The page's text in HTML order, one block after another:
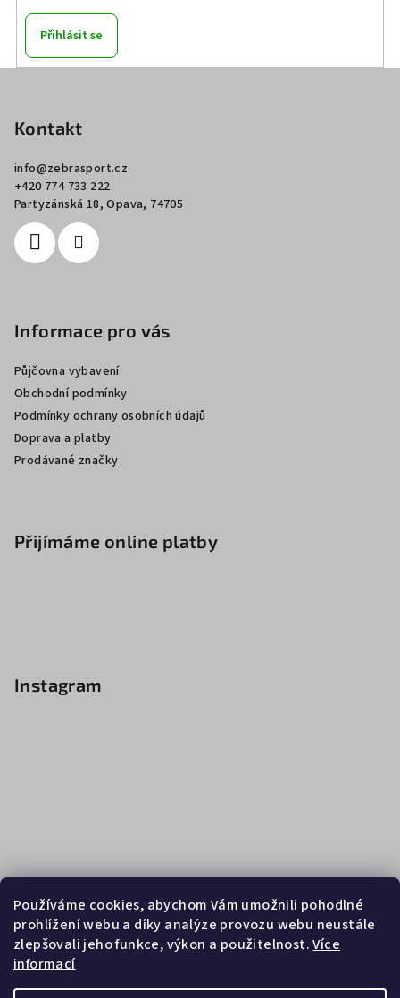
Používáme cookies, abychom Vám umožnili pohodlné
prohlížení webu a díky analýze provozu webu neustále
zlepšovali jeho funkce, výkon a použitelnost.Více
informací
Přihlásit se
Kontakt
info@zebrasport.cz
+420 774 733 222
Partyzánská 18, Opava, 74705
Informace pro vás
Půjčovna vybavení
Obchodní podmínky
Podmínky ochrany osobních údajů
Doprava a platby
Prodávané značky
Přijímáme online platby
Instagram